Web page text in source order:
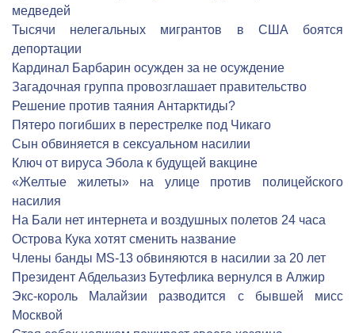
медведей
Тысячи нелегальных мигрантов в США боятся
депортации
Кардинал Барбарин осужден за не осуждение
Загадочная группа провозглашает правительство
Решение против таяния Антарктиды?
Пятеро погибших в перестрелке под Чикаго
Сын обвиняется в сексуальном насилии
Ключ от вируса Эбола к будущей вакцине
«Желтые жилеты» на улице против полицейского
насилия
На Бали нет интернета и воздушных полетов 24 часа
Острова Кука хотят сменить название
Члены банды MS-13 обвиняются в насилии за 20 лет
Президент Абдельазиз Бутефлика вернулся в Алжир
Экс-король Малайзии разводится с бывшей мисс
Москвой